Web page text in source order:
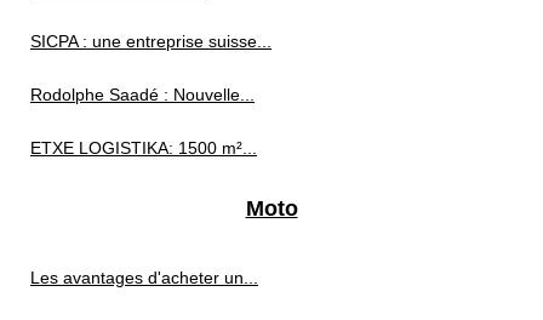
SICPA : une entreprise suisse...
Rodolphe Saadé : Nouvelle...
ETXE LOGISTIKA: 1500 m²...
Moto
Les avantages d'acheter un...